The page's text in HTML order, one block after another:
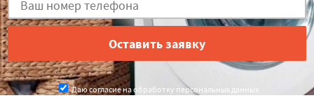
Даю согласие на обработку персональных данных